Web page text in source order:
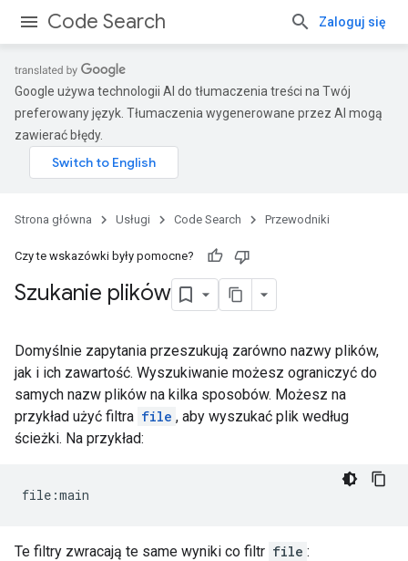
Code Search Zaloguj się
Google używa technologii AI do tłumaczenia treści na Twój
preferowany język. Tłumaczenia wygenerowane przez AI mogą
zawierać błędy.
Strona główna Usługi Code Search Przewodniki
Czy te wskazówki były pomocne?
Szukanie plików
Domyślnie zapytania przeszukują zarówno nazwy plików,
jak i ich zawartość. Wyszukiwanie możesz ograniczyć do
samych nazw plików na kilka sposobów. Możesz na
przykład użyć filtra file , aby wyszukać plik według
ścieżki. Na przykład:
Te filtry zwracają te same wyniki co filtr file :